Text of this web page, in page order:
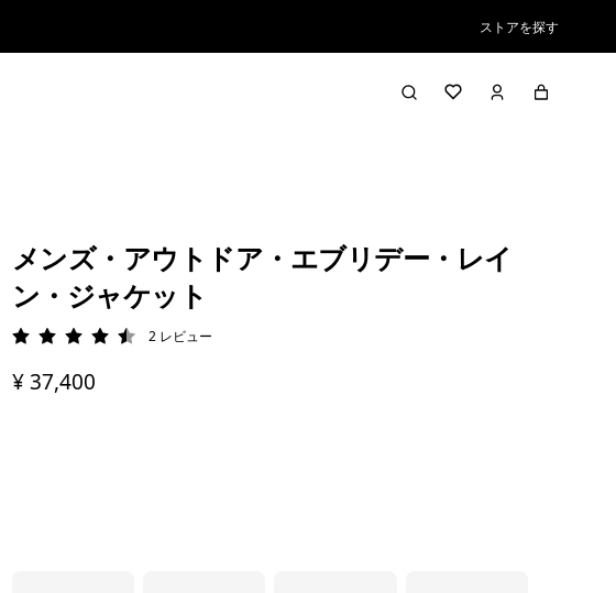
ストアを探す
メンズ・アウトドア・エブリデー・レイ
ン・ジャケット
評価: 4.5 / 5
2 レビュー
¥ 37,400